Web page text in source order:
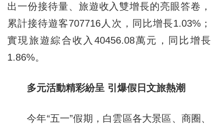
出一份接待量、旅遊收入雙增長的亮眼答卷，
累計接待遊客707716人次，同比增長1.03%；
實現旅遊綜合收入40456.08萬元，同比增長
1.86%。
多元活動精彩紛呈 引爆假日文旅熱潮
今年“五一”假期，白雲區各大景區、商圈、